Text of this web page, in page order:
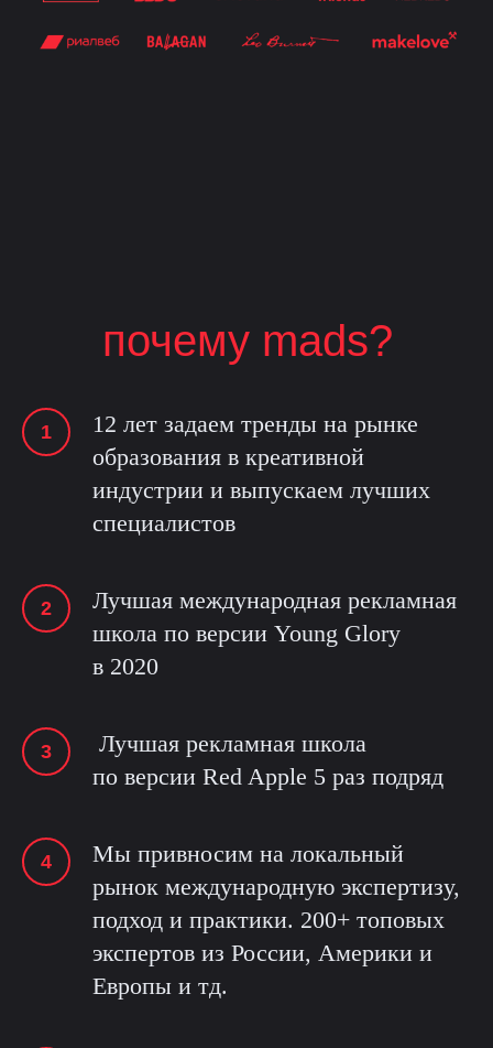
почему mads?
12 лет задаем тренды на рынке
образования в креативной
индустрии и выпускаем лучших
специалистов
Лучшая международная рекламная
школа по версии Young Glory
в 2020
Лучшая рекламная школа
по версии Red Apple 5 раз подряд
Мы привносим на локальный
рынок международную экспертизу,
подход и практики. 200+ топовых
экспертов из России, Америки и
Европы и тд.